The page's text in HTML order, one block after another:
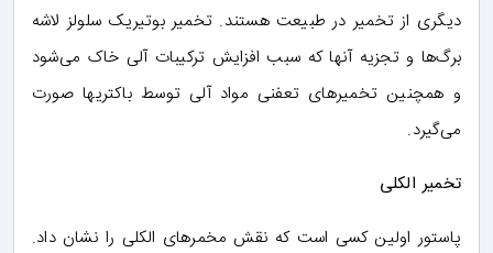
دیگری از تخمیر در طبیعت هستند. تخمیر بوتیریک سلولز لاشه
برگ‌ها و تجزیه آنها که سبب افزایش ترکیبات آلی خاک می‌شود
و همچنین تخمیرهای تعفنی مواد آلی توسط باکتریها صورت
می‌گیرد.
تخمیر الکلی
پاستور اولین کسی است که نقش مخمرهای الکلی را نشان داد.